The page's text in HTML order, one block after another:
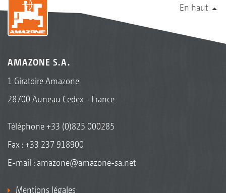
En haut
AMAZONE S.A.
1 Giratoire Amazone
28700 Auneau Cedex - France
Téléphone+33 (0)825 000285
Fax : +33 237 918900
E-mail : amazone@amazone-sa.net
Mentions légales